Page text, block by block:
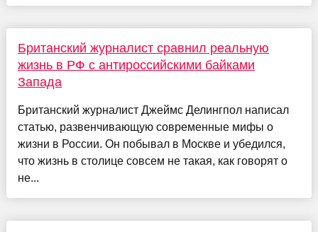
Британский журналист сравнил реальную
жизнь в РФ с антироссийскими байками
Запада
Британский журналист Джеймс Делингпол написал
статью, развенчивающую современные мифы о
жизни в России. Он побывал в Москве и убедился,
что жизнь в столице совсем не такая, как говорят о
не...